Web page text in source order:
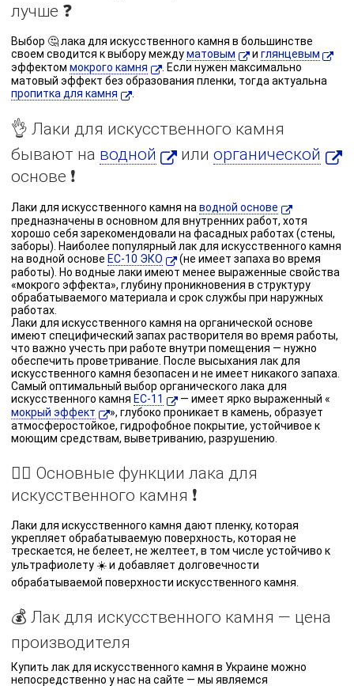
лучше ❓
Выбор 🤔 лака для искусственного камня в большинстве
своем сводится к выбору междуматовым и глянцевым
эффектом мокрого камня
. Если нужен максимально
матовый эффект без образования пленки, тогда актуальна
пропитка для камня
.
👌 Лаки для искусственного камня
бывают на водной илиорганической
основе ❗️
Лаки для искусственного камня на водной основе
предназначены в основном для внутренних работ, хотя
хорошо себя зарекомендовали на фасадных работах (стены,
заборы). Наиболее популярный лак для искусственного камня
на водной основе ЕС-10 ЭКО
(не имеет запаха во время
работы). Но водные лаки имеют менее выраженные свойства
«мокрого эффекта», глубину проникновения в структуру
обрабатываемого материала и срок службы при наружных
работах.
Лаки для искусственного камня на органической основе
имеют специфический запах растворителя во время работы,
что важно учесть при работе внутри помещения — нужно
обеспечить проветривание. После высыхания лак для
искусственного камня безопасен и не имеет никакого запаха.
Самый оптимальный выбор органического лака для
искусственного камня ЕС-11
— имеет ярко выраженный «
мокрый эффект
», глубоко проникает в камень, образует
атмосферостойкое, гидрофобное покрытие, устойчивое к
моющим средствам, выветриванию, разрушению.
☝🏼 Основные функции лака для
искусственного камня ❗️
Лаки для искусственного камня дают пленку, которая
укрепляет обрабатываемую поверхность, которая не
трескается, не белеет, не желтеет, в том числе устойчиво к
ультрафиолету ☀️ и добавляет долговечности
обрабатываемой поверхности искусственного камня.
💰 Лак для искусственного камня — цена
производителя
Купить лак для искусственного камня в Украине можно
непосредственно у нас на сайте — мы являемся